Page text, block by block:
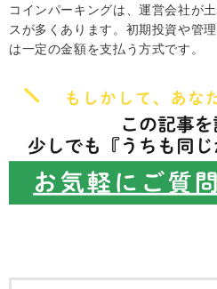
コインパーキングは、運営会社が
スが多くあります。初期投資や管
は一定の金額を支払う方式です。